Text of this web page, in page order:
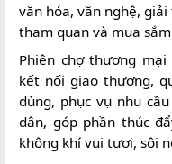
khác
HOẠT
ĐỘNG
TMĐT
Web
văn hóa, văn nghệ,
tham quan và mua
Phiên chợ thương
kết nối giao thương,
dùng, phục vụ nhu
dân, góp phần thúc
không khí vui tươi, sôi